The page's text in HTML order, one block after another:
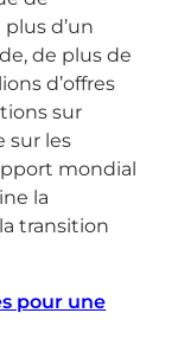
d’un
de plus de
d’offres
sur
sur les
mondial
la
transition
pour une